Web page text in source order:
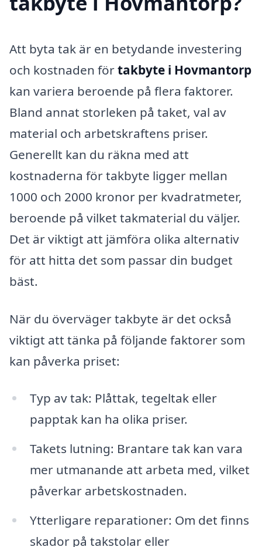
Att byta tak är en betydande investering
och kostnaden förtakbyte i Hovmantorp
kan variera beroende på flera faktorer.
Bland annat storleken på taket, val av
material och arbetskraftens priser.
Generellt kan du räkna med att
kostnaderna för takbyte ligger mellan
1000 och 2000 kronor per kvadratmeter,
beroende på vilket takmaterial du väljer.
Det är viktigt att jämföra olika alternativ
för att hitta det som passar din budget
bäst.
När du överväger takbyte är det också
viktigt att tänka på följande faktorer som
kan påverka priset:
Typ av tak: Plåttak, tegeltak eller
papptak kan ha olika priser.
Takets lutning: Brantare tak kan vara
mer utmanande att arbeta med, vilket
påverkar arbetskostnaden.
Ytterligare reparationer: Om det finns
skador på takstolar eller